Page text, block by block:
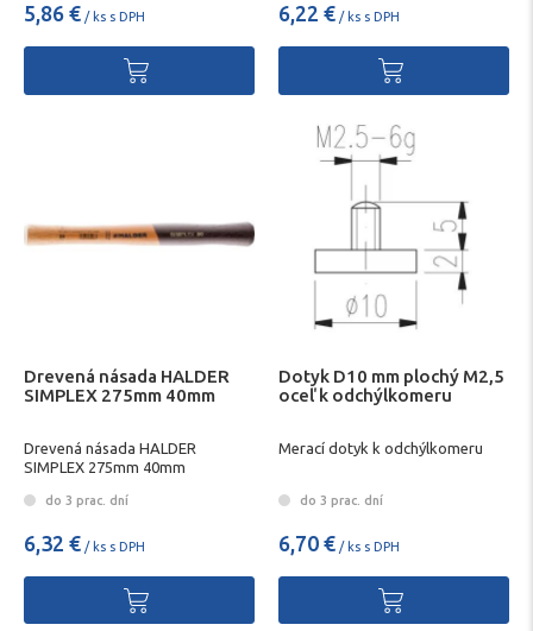
5,86 € / ks s DPH 6,22 € / ks s DPH
Drevená násada HALDER
SIMPLEX 275mm 40mm
Drevená násada HALDER
SIMPLEX 275mm 40mm
do 3 prac. dní
6,32 € / ks s DPH
Dotyk D10 mm plochý M2,5
oceľ k odchýlkomeru
Merací dotyk k odchýlkomeru
do 3 prac. dní
6,70 € / ks s DPH